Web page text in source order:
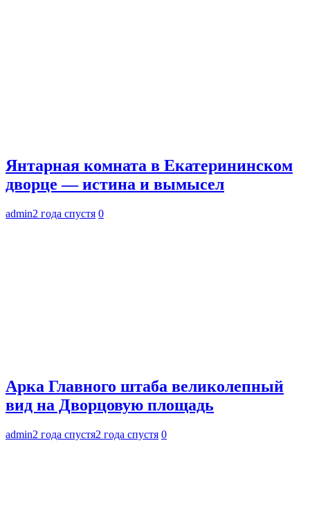
Янтарная комната в Екатерининском
дворце — истина и вымысел
admin2 года спустя 0
Арка Главного штаба великолепный
вид на Дворцовую площадь
admin2 года спустя2 года спустя 0